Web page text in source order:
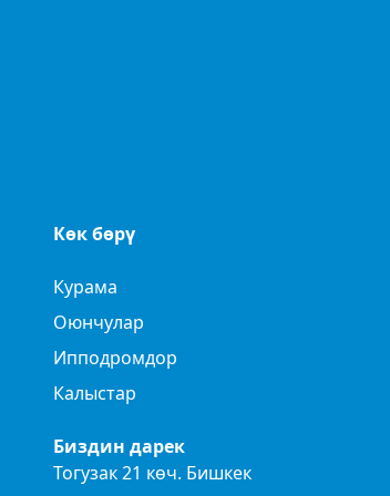
Көк бөрү
Курама
Оюнчулар
Ипподромдор
Калыстар
Биздин дарек
Тогузак 21 көч. Бишкек